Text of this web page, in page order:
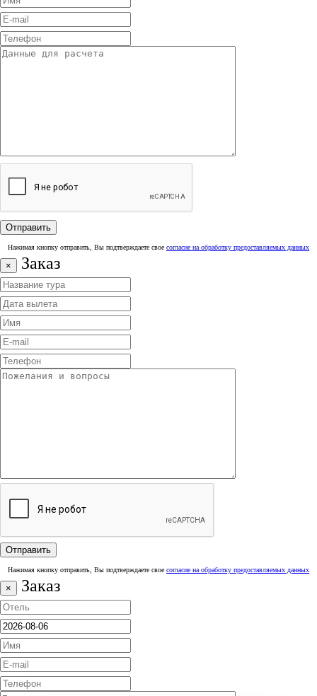
Нажимая кнопку отправить, Вы подтверждаете свое согласие на обработку предоставляемых данных
× Заказ
Нажимая кнопку отправить, Вы подтверждаете свое согласие на обработку предоставляемых данных
× Заказ